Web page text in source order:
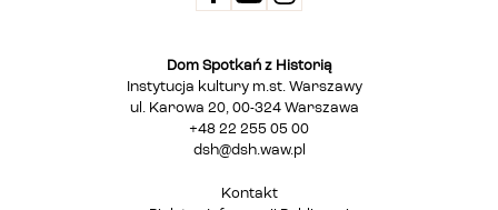
Dom Spotkań z Historią
Instytucja kultury m.st. Warszawy
ul. Karowa 20, 00-324 Warszawa
+48 22 255 05 00
dsh@dsh.waw.pl
Kontakt